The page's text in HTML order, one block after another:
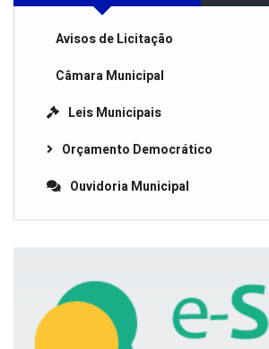
Avisos de Licitação
Câmara Municipal
Leis Municipais
Orçamento Democrático
Ouvidoria Municipal